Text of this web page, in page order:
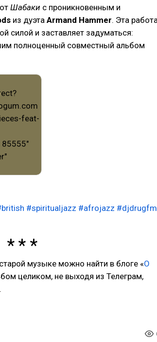
Шабаки с проникновенным и
из дуэта Armand Hammer. Эта
силой и заставляет задуматься:
полноценный совместный альбом
#spiritualjazz #afrojazz #djdrugfm
музыке можно найти в блоге «О
целиком, не выходя из Телеграм,
.